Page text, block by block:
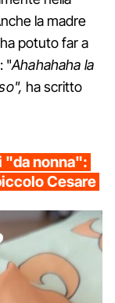
la madre
potuto far a
"Ahahahaha la
ha scritto
"da nonna":
Cesare